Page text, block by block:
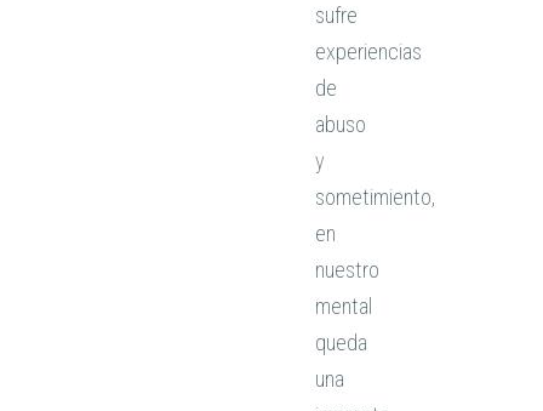
sufre
experiencias
de
abuso
y
sometimiento,
en
nuestro
mental
queda
una